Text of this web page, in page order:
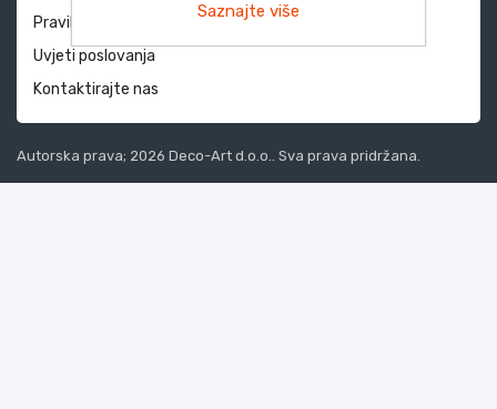
Pravila privatnosti
Uvjeti poslovanja
Kontaktirajte nas
Autorska prava; 2026 Deco-Art d.o.o.. Sva prava pridržana.
Saznajte više